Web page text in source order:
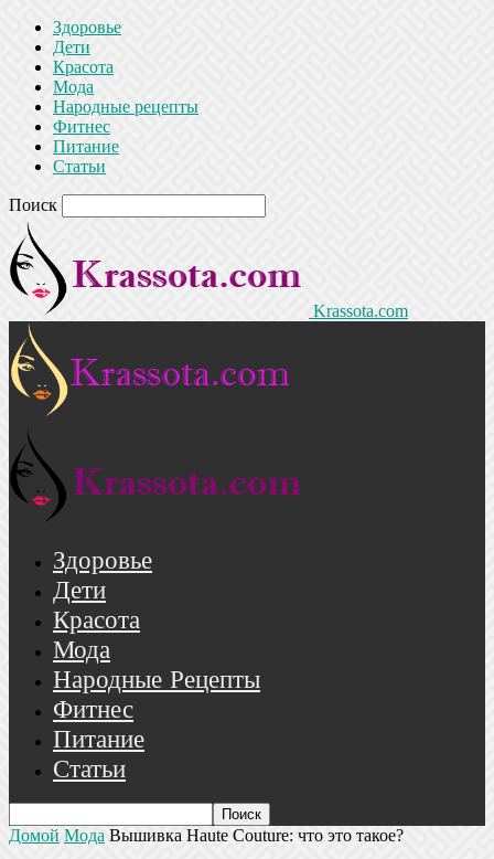
Здоровье
Дети
Красота
Мода
Народные рецепты
Фитнес
Питание
Статьи
Поиск
Krassota.com
Здоровье
Дети
Красота
Мода
Народные Рецепты
Фитнес
Питание
Статьи
Домой Мода Вышивка Haute Couture: что это такое?